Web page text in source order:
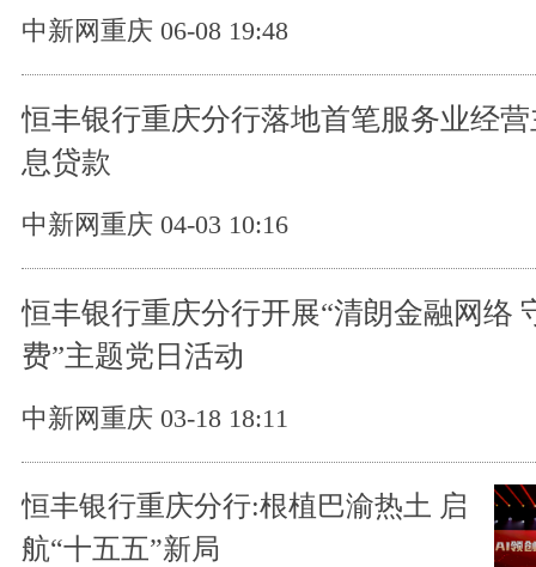
中新网重庆 06-08 19:48
恒丰银行重庆分行落地首笔服务业经
息贷款
中新网重庆 04-03 10:16
恒丰银行重庆分行开展“清朗金融网络
费”主题党日活动
中新网重庆 03-18 18:11
恒丰银行重庆分行:根植巴渝热土 启
航“十五五”新局